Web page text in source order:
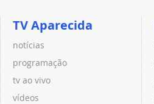
TV Aparecida
notícias
programação
tv ao vivo
vídeos